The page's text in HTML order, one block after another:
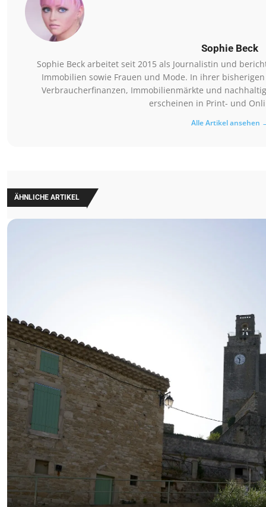
Sophie Beck
Sophie Beck arbeitet seit 2015 als Journalistin und
Immobilien sowie Frauen und Mode. In ihrer
Verbraucherfinanzen, Immobilienmärkte und
erscheinen in Print- und
Alle Artikel ansehen
ÄHNLICHE ARTIKEL